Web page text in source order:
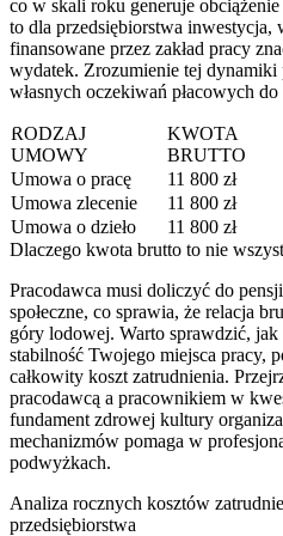
co w skali roku generuje
to dla przedsiębiorstwa inwestycja,
finansowane przez zakład pracy
wydatek. Zrozumienie tej dynamiki
własnych oczekiwań płacowych
RODZAJ
UMOWY
KWOTA
BRUTTO
Umowa o pracę
11 800 zł
Umowa zlecenie
11 800 zł
Umowa o dzieło
11 800 zł
Dlaczego kwota brutto to nie
Pracodawca musi doliczyć do
społeczne, co sprawia, że relacja
góry lodowej. Warto sprawdzić, jak
stabilność Twojego miejsca pracy,
całkowity koszt zatrudnienia.
pracodawcą a pracownikiem w
fundament zdrowej kultury
mechanizmów pomaga w
podwyżkach.
Analiza rocznych kosztów
przedsiębiorstwa